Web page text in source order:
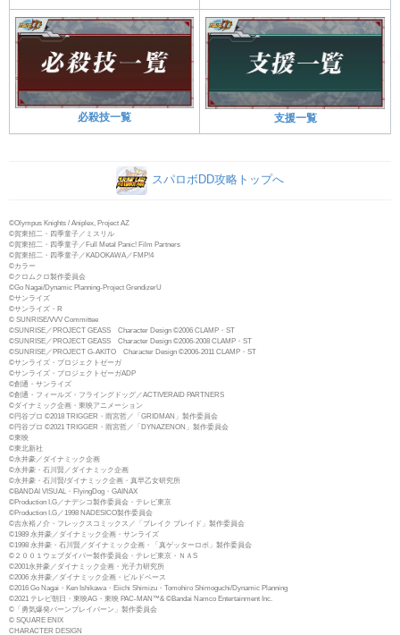
必殺技一覧 支援一覧
スパロボDD攻略トップへ
©Olympus Knights / Aniplex, Project AZ
©賀東招二・四季童子／ミスリル
©賀東招二・四季童子／Full Metal Panic! Film Partners
©賀東招二・四季童子／KADOKAWA／FMP!4
©カラー
©クロムクロ製作委員会
©Go Nagai/Dynamic Planning-Project GrendizerU
©サンライズ
©サンライズ・R
© SUNRISE/VVV Committee
©SUNRISE／PROJECT GEASS Character Design ©2006 CLAMP・ST
©SUNRISE／PROJECT GEASS Character Design ©2006-2008 CLAMP・ST
©SUNRISE／PROJECT G-AKITO Character Design ©2006-2011 CLAMP・ST
©サンライズ・プロジェクトゼーガ
©サンライズ・プロジェクトゼーガADP
©創通・サンライズ
©創通・フィールズ・フライングドッグ／ACTIVERAID PARTNERS
©ダイナミック企画・東映アニメーション
©円谷プロ ©2018 TRIGGER・雨宮哲／「GRIDMAN」製作委員会
©円谷プロ ©2021 TRIGGER・雨宮哲／「DYNAZENON」製作委員会
©東映
©東北新社
©永井豪／ダイナミック企画
©永井豪・石川賢／ダイナミック企画
©永井豪・石川賢/ダイナミック企画・真早乙女研究所
©BANDAI VISUAL・FlyingDog・GAINAX
©Production I.G／ナデシコ製作委員会・テレビ東京
©Production I.G／1998 NADESICO製作委員会
©吉永裕ノ介・フレックスコミックス／「ブレイク ブレイド」製作委員会
©1989 永井豪／ダイナミック企画・サンライズ
©1998 永井豪・石川賢／ダイナミック企画・「真ゲッターロボ」製作委員会
©２００１ウェブダイバー製作委員会・テレビ東京・ＮＡS
©2001永井豪／ダイナミック企画・光子力研究所
©2006 永井豪／ダイナミック企画・ビルドベース
©2016 Go Nagai・Ken Ishikawa・Eiichi Shimizu・Tomohiro Shimoguchi/Dynamic Planning
©2021 テレビ朝日・東映AG・東映 PAC-MAN™& ©Bandai Namco Entertainment Inc.
©「勇気爆発バーンブレイバーン」製作委員会
© SQUARE ENIX
CHARACTER DESIGN